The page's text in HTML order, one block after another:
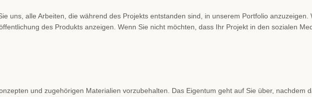
uns, alle Arbeiten, die während des Projekts entstanden sind, in unserem Portfolio
des Produkts anzeigen. Wenn Sie nicht möchten, dass Ihr Projekt in den sozialen
und zugehörigen Materialien vorzubehalten. Das Eigentum geht auf Sie über, nachdem